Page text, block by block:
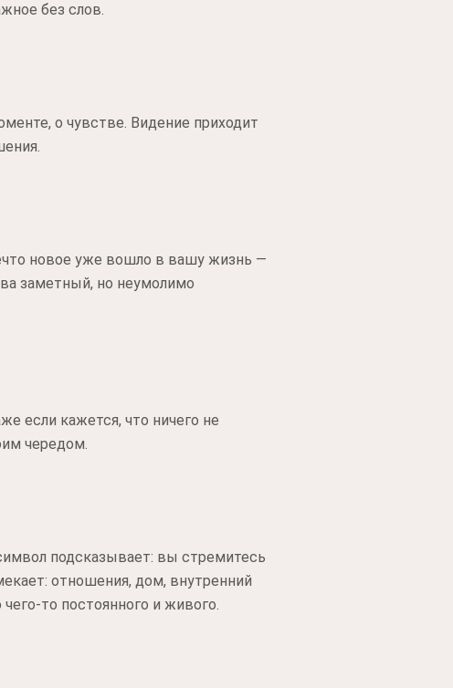
без слов.
о чувстве. Видение приходит
новое уже вошло в вашу жизнь —
заметный, но неумолимо
если кажется, что ничего не
чередом.
подсказывает: вы стремитесь
отношения, дом, внутренний
то постоянного и живого.